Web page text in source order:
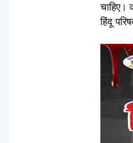
चाहिए।
हिंदू